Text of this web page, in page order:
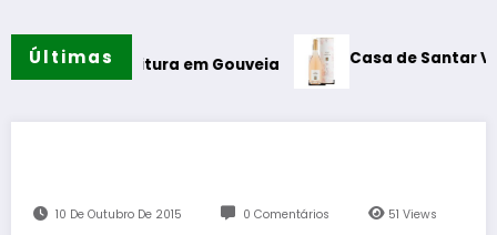
Últimas
Leitura em Gouveia Casa de Santar Vinhos
10 De Outubro De 2015 0 Comentários 51Views